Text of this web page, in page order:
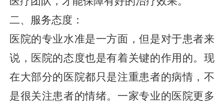
二、服务态度：
医院的专业水准是一方面，但是对于患者来
说，医院的态度也是有着关键的作用的。现
在大部分的医院都只是注重患者的病情，不
是很关注患者的情绪。一家专业的医院更多